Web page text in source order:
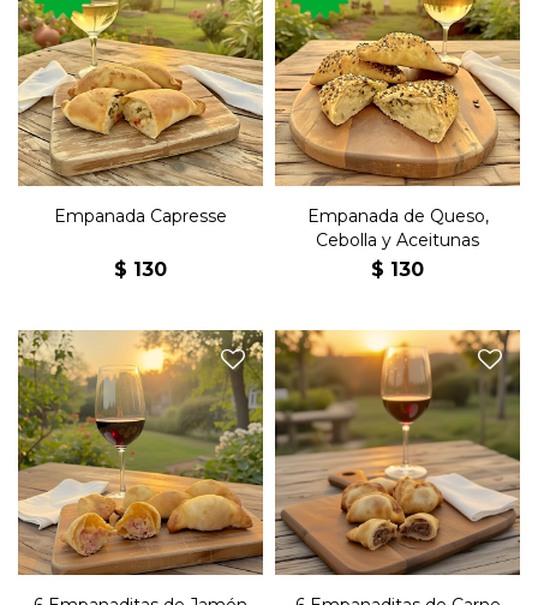
Empanada rellena de queso,
tomate y albahaca.
Empanada Capresse
$ 130
Empanada rellena de queso,
cebolla y aceitunas.
Empanada de Queso,
Cebolla y Aceitunas
$ 130
Seis empanadas de copetín
con jamón y queso.
Seis empanadas de copetín
con carne.